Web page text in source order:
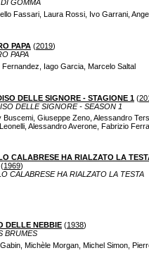
GOMMA
Fassari, Laura Rossi, Ivo Garrani,
PAPA (2019)
PAPA
Fernandez, Iago Garcia, Marcelo Saltal
DELLE SIGNORE - STAGIONE 1 (
DELLE SIGNORE - SEASON 1
Buscemi, Giuseppe Zeno, Alessandro
Alessandro Averone, Fabrizio
CALABRESE HA RIALZATO LA
(1969)
CALABRESE HA RIALZATO LA TESTA
DELLE NEBBIE (1938)
BRUMES
Michèle Morgan, Michel Simon,